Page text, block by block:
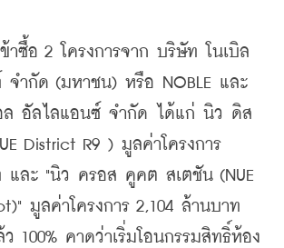
อ 2 โครงการจาก บริษัท โนเบิล
จํากัด (มหาชน) หรือ NOBLE และ
ล อัลไลแอนซ์ จำกัด ได้แก่ นิว ดิส
District R9 ) มูลค่าโครงการ
และ "นิว ครอส คูคต สเตชัน (NUE
มูลค่าโครงการ 2,104 ล้านบาท
100% คาดว่าเริ่มโอนกรรมสิทธิ์ห้อง